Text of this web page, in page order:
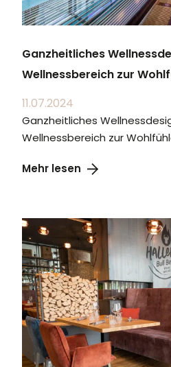
Ganzheitliches
Wellnessbereich zur
11.07.2024
Ganzheitliches
Wellnessbereich zur